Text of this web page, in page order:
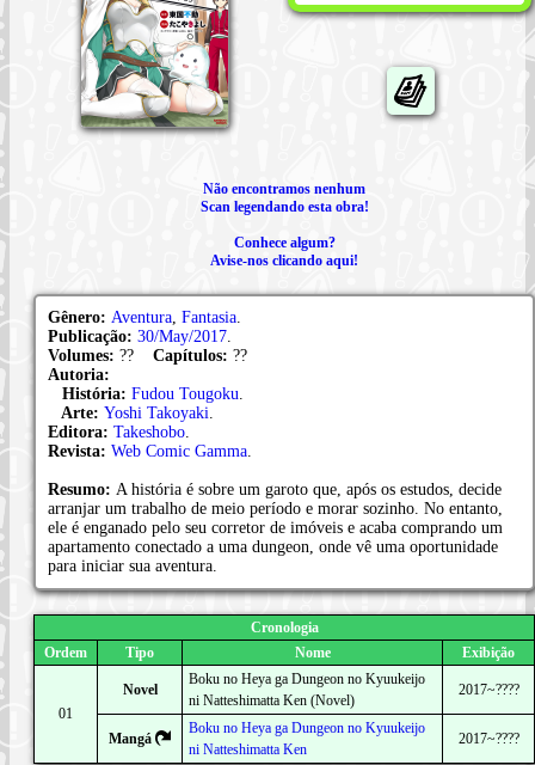
Não encontramos nenhum
Scan legendando esta obra!
Conhece algum?
Avise-nos clicando aqui!
Gênero: Aventura Fantasia
Publicação: 30/May/2017
Volumes: ?? Capítulos: ??
Autoria:
História: Fudou Tougoku
Arte: Yoshi Takoyaki
Editora: Takeshobo
Revista: Web Comic Gamma
Resumo: A história é sobre um garoto que, após os estudos, decide
arranjar um trabalho de meio período e morar sozinho. No entanto,
ele é enganado pelo seu corretor de imóveis e acaba comprando um
apartamento conectado a uma dungeon, onde vê uma oportunidade
para iniciar sua aventura.
Cronologia
Ordem
Tipo Nome Exibição
01
Novel
Boku no Heya ga Dungeon no Kyuukeijo
ni Natteshimatta Ken (Novel)
2017~????
Mangá
Boku no Heya ga Dungeon no Kyuukeijo
ni Natteshimatta Ken
2017~????